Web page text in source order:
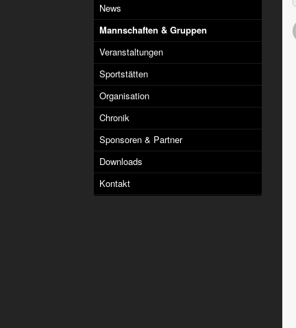
News
Mannschaften & Gruppen
Veranstaltungen
Sportstätten
Organisation
Chronik
Sponsoren & Partner
Downloads
Kontakt